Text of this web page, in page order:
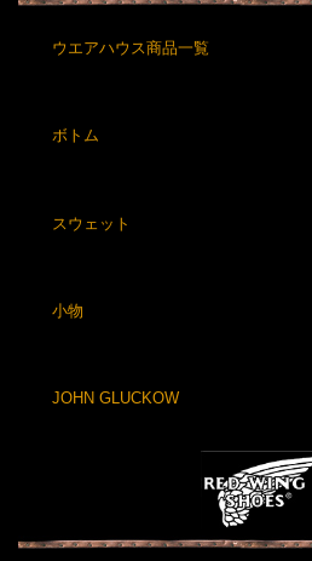
ウエアハウス商品一覧
ボトム
スウェット
小物
JOHN GLUCKOW